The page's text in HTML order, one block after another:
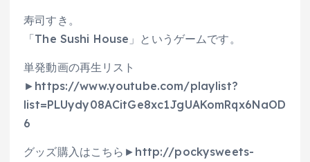
寿司すき。
「The Sushi House」というゲームです。
単発動画の再生リスト
►https://www.youtube.com/playlist?
list=PLUydy08ACitGe8xc1JgUAKomRqx6NaOD
6
グッズ購入はこちら►http://pockysweets-